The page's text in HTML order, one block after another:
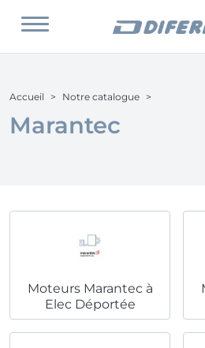
Accueil Notre catalogue
Marantec
Moteurs Marantec à
Elec Déportée